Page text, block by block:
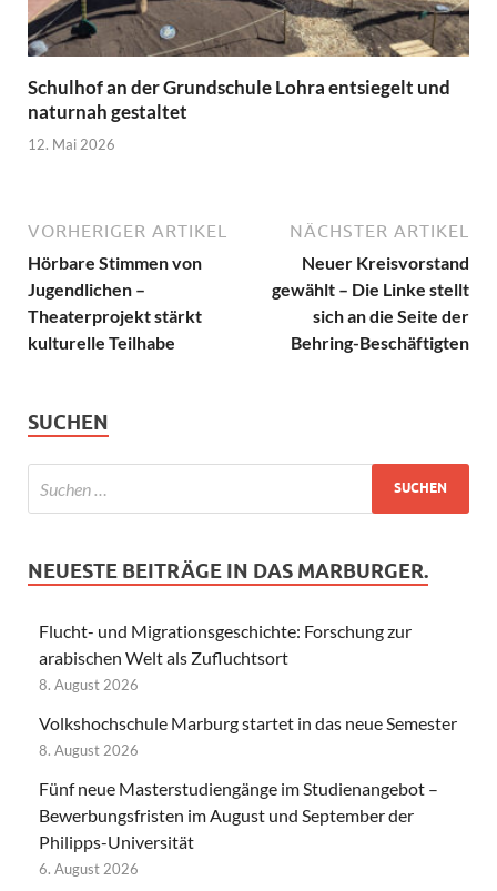
Schulhof an der Grundschule Lohra entsiegelt und
naturnah gestaltet
12. Mai 2026
VORHERIGER ARTIKEL
Hörbare Stimmen von
Jugendlichen –
Theaterprojekt stärkt
kulturelle Teilhabe
NÄCHSTER ARTIKEL
Neuer Kreisvorstand
gewählt – Die Linke stellt
sich an die Seite der
Behring-Beschäftigten
SUCHEN
NEUESTE BEITRÄGE IN DAS MARBURGER.
Flucht- und Migrationsgeschichte: Forschung zur
arabischen Welt als Zufluchtsort
8. August 2026
Volkshochschule Marburg startet in das neue Semester
8. August 2026
Fünf neue Masterstudiengänge im Studienangebot –
Bewerbungsfristen im August und September der
Philipps-Universität
6. August 2026